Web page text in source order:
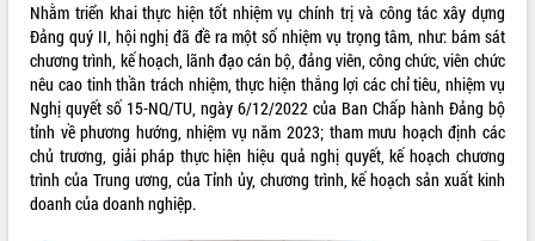
Hôm nay: 23448
Tất cả: 66036188
Nhằm triển khai thực hiện tốt nhiệm vụ chính trị và công tác xây dựng
Đảng quý II, hội nghị đã đề ra một số nhiệm vụ trọng tâm, như: bám sát
chương trình, kế hoạch, lãnh đạo cán bộ, đảng viên, công chức, viên chức
nêu cao tinh thần trách nhiệm, thực hiện thắng lợi các chỉ tiêu, nhiệm vụ
Nghị quyết số 15-NQ/TU, ngày 6/12/2022 của Ban Chấp hành Đảng bộ
tỉnh về phương hướng, nhiệm vụ năm 2023; tham mưu hoạch định các
chủ trương, giải pháp thực hiện hiệu quả nghị quyết, kế hoạch chương
trình của Trung ương, của Tỉnh ủy, chương trình, kế hoạch sản xuất kinh
doanh của doanh nghiệp.